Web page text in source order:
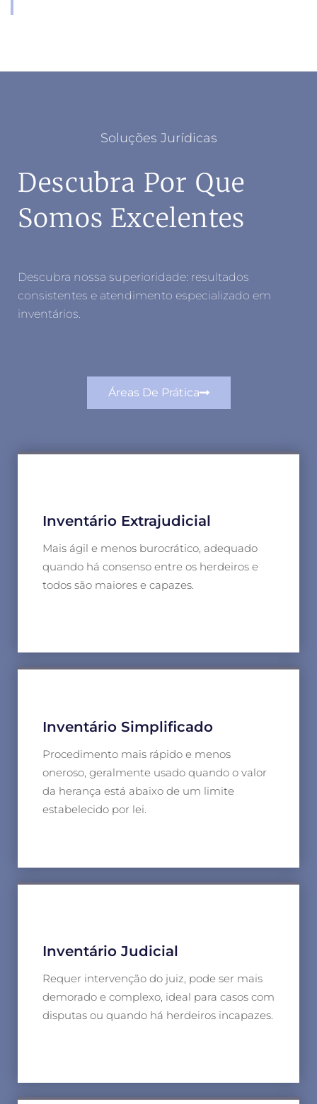
Soluções Jurídicas
Descubra Por Que
Somos Excelentes
Descubra nossa superioridade: resultados
consistentes e atendimento especializado em
inventários.
Áreas De Prática
Inventário Extrajudicial
Mais ágil e menos burocrático, adequado
quando há consenso entre os herdeiros e
todos são maiores e capazes.
Inventário Simplificado
Procedimento mais rápido e menos
oneroso, geralmente usado quando o valor
da herança está abaixo de um limite
estabelecido por lei.
Inventário Judicial
Requer intervenção do juiz, pode ser mais
demorado e complexo, ideal para casos com
disputas ou quando há herdeiros incapazes.